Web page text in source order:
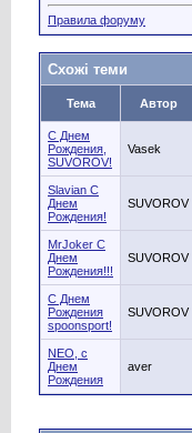
Правила форуму
Схожі теми
Тема Автор
С Днем
Рождения,
SUVOROV!
Vasek
Slavian С
Днем
Рождения!
SUVOROV
MrJoker C
Днем
Рождения!!!
SUVOROV
С Днем
Рождения
spoonsport!
SUVOROV
NEO, с
Днем
Рождения
aver